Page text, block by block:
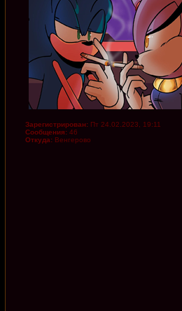
Зарегистрирован: Пт 24.02.2023, 19:11
Сообщения: 46
Откуда: Венгерово